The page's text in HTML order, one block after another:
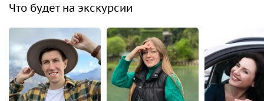
Что будет на экскурсии